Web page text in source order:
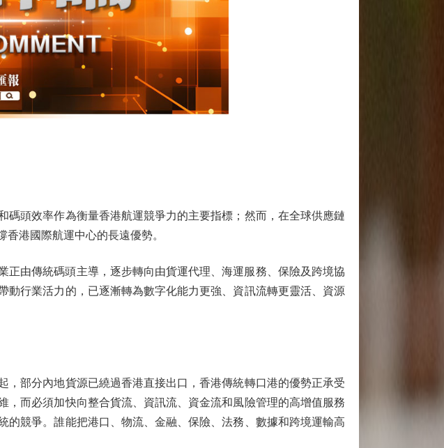
頭效率作為衡量香港航運競爭力的主要指標；然而，在全球供應鏈
港國際航運中心的長遠優勢。
由傳統碼頭主導，逐步轉向由貨運代理、海運服務、保險及跨境協
行業活力的，已逐漸轉為數字化能力更強、資訊流轉更靈活、資源
部分內地貨源已繞過香港直接出口，香港傳統轉口港的優勢正承受
而必須加快向整合貨流、資訊流、資金流和風險管理的高增值服務
競爭。誰能把港口、物流、金融、保險、法務、數據和跨境運輸高